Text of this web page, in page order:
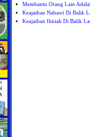
Membantu Orang Lain
Keajaiban Nabawi Di Balik
Keajaiban Ilmiah Di Balik